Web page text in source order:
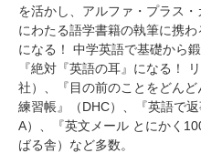
を活かし、アルファ・プラス
にわたる語学書籍の執筆に携わ
になる！ 中学英語で基礎から
『絶対『英語の耳』になる！
社）、『目の前のことをどん
練習帳』（DHC）、『英語で
A）、『英文メール とにかく
ばる舎）など多数。